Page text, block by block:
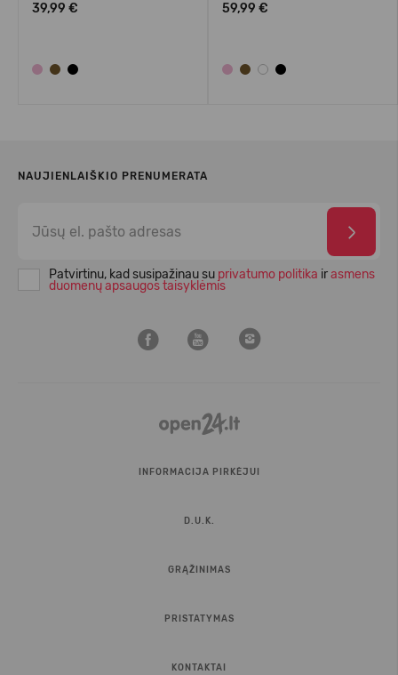
39,99 €
59,99 €
NAUJIENLAIŠKIO PRENUMERATA
Patvirtinu, kad susipažinau su privatumo politika irasmens
duomenų apsaugos taisyklėmis
INFORMACIJA PIRKĖJUI
D.U.K.
GRĄŽINIMAS
PRISTATYMAS
KONTAKTAI